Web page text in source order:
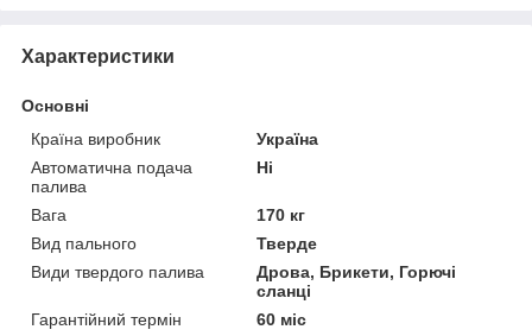
Характеристики
Основні
Країна виробник
Україна
Автоматична подача
палива
Ні
Вага
170 кг
Вид пального
Тверде
Види твердого палива
Дрова, Брикети, Горючі
сланці
Гарантійний термін
60 міс